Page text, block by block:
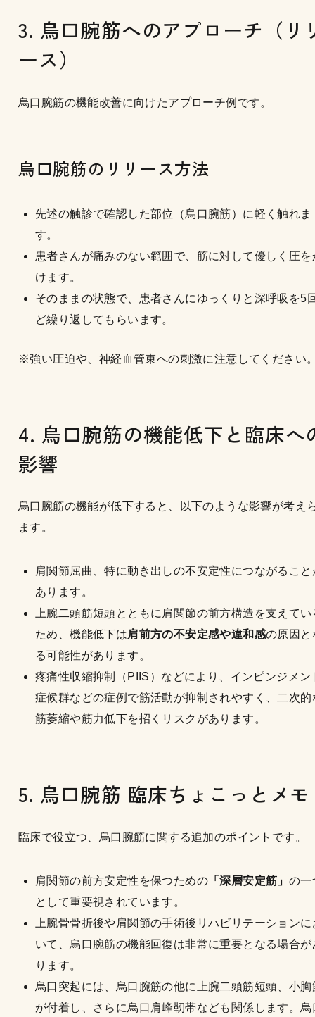
3. 烏口腕筋へのアプローチ（リ
ース）
烏口腕筋の機能改善に向けたアプローチ例です。
烏口腕筋のリリース方法
先述の触診で確認した部位（烏口腕筋）に軽く触れま
す。
患者さんが痛みのない範囲で、筋に対して優しく圧を
けます。
そのままの状態で、患者さんにゆっくりと深呼吸を5
ど繰り返してもらいます。
※強い圧迫や、神経血管束への刺激に注意してください
4. 烏口腕筋の機能低下と臨床へ
影響
烏口腕筋の機能が低下すると、以下のような影響が考え
ます。
肩関節屈曲、特に動き出しの不安定性につながること
あります。
上腕二頭筋短頭とともに肩関節の前方構造を支えてい
ため、機能低下は肩前方の不安定感や違和感の原因と
る可能性があります。
疼痛性収縮抑制（PIIS）などにより、インピンジメン
症候群などの症例で筋活動が抑制されやすく、二次的
筋萎縮や筋力低下を招くリスクがあります。
5. 烏口腕筋 臨床ちょこっとメモ
臨床で役立つ、烏口腕筋に関する追加のポイントです。
肩関節の前方安定性を保つための「深層安定筋」 の一
として重要視されています。
上腕骨骨折後や肩関節の手術後リハビリテーションに
いて、烏口腕筋の機能回復は非常に重要となる場合が
ります。
烏口突起には、烏口腕筋の他に上腕二頭筋短頭、小胸
が付着し、さらに烏口肩峰靭帯なども関係します。烏